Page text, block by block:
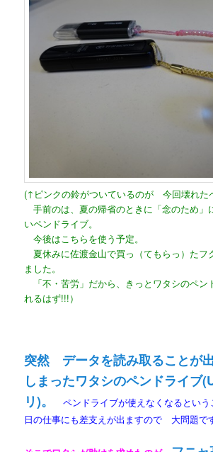
(↑ピンクの鈴がついているのが 今回壊れた
手前のは、夏の帰省のときに「念のため」
いペンドライブ。
今後はこちらを使う予定。
夏休みに佐渡金山で買っ（てもらっ）たフ
ました。
「不・苦労」だから、きっとワタシのペン
れるはず!!!）
突然 データを読み取ることが
しまったワタシのペンドライブ
リ)。
ペンドライブが使えなくなるとい
日の仕事にも差支えが出ますので 大問題で